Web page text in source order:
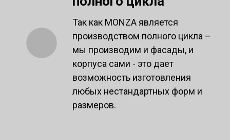
Так как MONZA является
производством полного цикла –
мы производим и фасады, и
корпуса сами - это дает
возможность изготовления
любых нестандартных форм и
размеров.